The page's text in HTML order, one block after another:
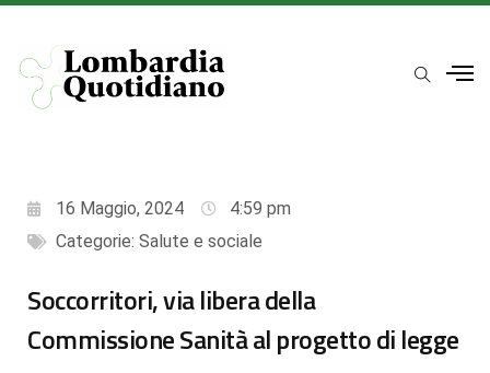
16 Maggio, 2024
4:59 pm
Categorie: Salute e sociale
Soccorritori, via libera della
Commissione Sanità al progetto di legge